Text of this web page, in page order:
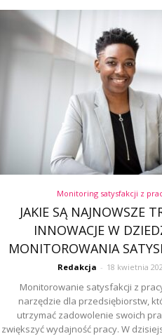
Monitoring satysfakcji z
JAKIE SĄ NAJNOWSZE
INNOWACJE W
MONITOROWANIA
Redakcja - 18 kwietnia
Monitorowanie satysfakcji z
narzędzie dla przedsiębiorstw,
utrzymać zadowolenie swoich
zwiększyć wydajność pracy. W